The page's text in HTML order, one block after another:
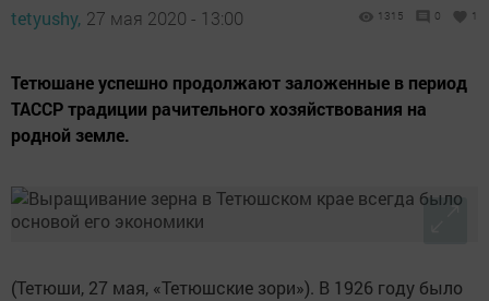
tetyushy, 27 мая 2020 - 13:00 1315 0 1
Тетюшане успешно продолжают заложенные в период
ТАССР традиции рачительного хозяйствования на
родной земле.
(Тетюши, 27 мая, «Тетюшские зори»). В 1926 году было